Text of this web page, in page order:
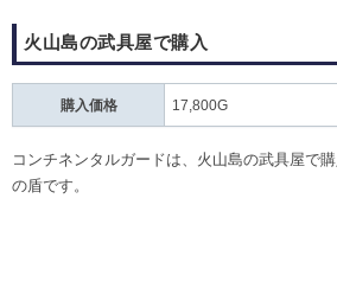
火山島の武具屋で購入
購入価格 17,800G
コンチネンタルガードは、火山島の武具屋で
の盾です。